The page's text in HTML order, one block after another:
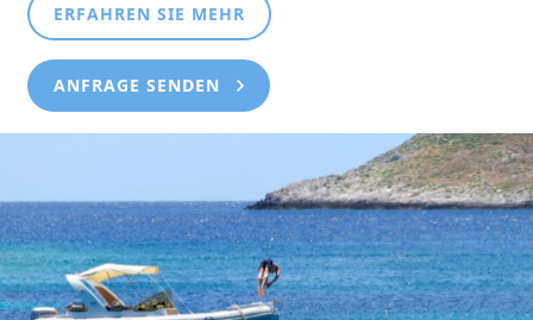
ERFAHREN SIE MEHR
ANFRAGE SENDEN